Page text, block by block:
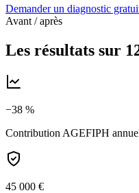
Demander un diagnostic
Avant / après
Les résultats sur
−38 %
Contribution AGEFIPH
45 000 €